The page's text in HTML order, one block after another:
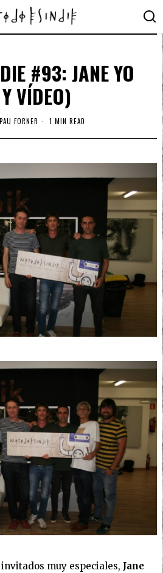
#93: JANE YO
VÍDEO)
PAU FORNER 1 MIN READ
muy especiales, Jane